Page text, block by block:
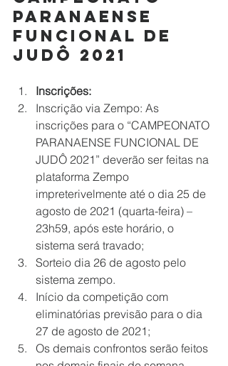
PARANAENSE
FUNCIONAL DE
JUDÔ 2021
Inscrições:
Inscrição via Zempo: As
inscrições para o “CAMPEONATO
PARANAENSE FUNCIONAL DE
JUDÔ 2021” deverão ser feitas na
plataforma Zempo
impreterivelmente até o dia 25 de
agosto de 2021 (quarta-feira) –
23h59, após este horário, o
sistema será travado;
Sorteio dia 26 de agosto pelo
sistema zempo.
Início da competição com
eliminatórias previsão para o dia
27 de agosto de 2021;
Os demais confrontos serão feitos